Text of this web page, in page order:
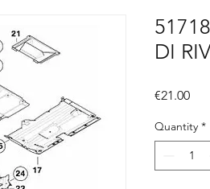
DI
€21.00Price
Quantity *